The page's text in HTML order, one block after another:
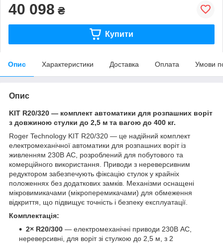
40 098 ₴
Купити
Опис Характеристики Доставка Оплата Умови
Опис
KIT R20/320 — комплект автоматики для розпашних воріт
з довжиною стулки до 2,5 м та вагою до 400 кг.
Roger Technology KIT R20/320 — це надійний комплект
електромеханічної автоматики для розпашних воріт із
живленням 230В AC, розроблений для побутового та
комерційного використання. Приводи з нереверсивним
редуктором забезпечують фіксацію стулок у крайніх
положеннях без додаткових замків. Механізми оснащені
мікровимикачами (мікроперемикачами) для обмеження
відкриття, що підвищує точність і безпеку експлуатації.
Комплектація:
2× R20/300 — електромеханічні приводи 230В AC,
нереверсивні, для воріт зі стулкою до 2,5 м, з 2